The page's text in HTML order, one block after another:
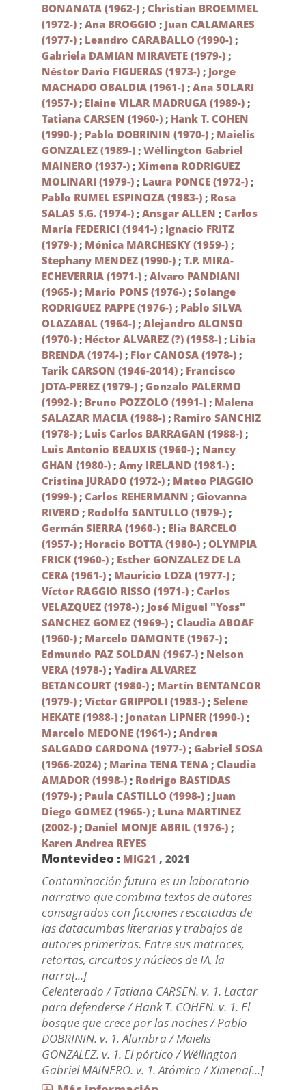
BONANATA (1962-); Christian BROEMMEL
(1972-); Ana BROGGIO ; Juan CALAMARES
(1977-); Leandro CARABALLO (1990-);
Gabriela DAMIAN MIRAVETE (1979-);
Néstor Darío FIGUERAS (1973-); Jorge
MACHADO OBALDIA (1961-); Ana SOLARI
(1957-); Elaine VILAR MADRUGA (1989-);
Tatiana CARSEN (1960-); Hank T. COHEN
(1990-); Pablo DOBRININ (1970-); Maielis
GONZALEZ (1989-); Wéllington Gabriel
MAINERO (1937-); Ximena RODRIGUEZ
MOLINARI (1979-); Laura PONCE (1972-);
Pablo RUMEL ESPINOZA (1983-); Rosa
SALAS S.G. (1974-); Ansgar ALLEN ; Carlos
María FEDERICI (1941-); Ignacio FRITZ
(1979-); Mónica MARCHESKY (1959-);
Stephany MENDEZ (1990-); T.P. MIRA-
ECHEVERRIA (1971-); Alvaro PANDIANI
(1965-); Mario PONS (1976-); Solange
RODRIGUEZ PAPPE (1976-); Pablo SILVA
OLAZABAL (1964-); Alejandro ALONSO
(1970-); Héctor ALVAREZ (?) (1958-); Libia
BRENDA (1974-); Flor CANOSA (1978-);
Tarik CARSON (1946-2014); Francisco
JOTA-PEREZ (1979-); Gonzalo PALERMO
(1992-); Bruno POZZOLO (1991-); Malena
SALAZAR MACIA (1988-); Ramiro SANCHIZ
(1978-); Luis Carlos BARRAGAN (1988-);
Luis Antonio BEAUXIS (1960-); Nancy
GHAN (1980-); Amy IRELAND (1981-);
Cristina JURADO (1972-); Mateo PIAGGIO
(1999-); Carlos REHERMANN ; Giovanna
RIVERO ; Rodolfo SANTULLO (1979-);
Germán SIERRA (1960-); Elia BARCELO
(1957-); Horacio BOTTA (1980-); OLYMPIA
FRICK (1960-); Esther GONZALEZ DE LA
CERA (1961-); Mauricio LOZA (1977-);
Víctor RAGGIO RISSO (1971-); Carlos
VELAZQUEZ (1978-); José Miguel "Yoss"
SANCHEZ GOMEZ (1969-); Claudia ABOAF
(1960-); Marcelo DAMONTE (1967-);
Edmundo PAZ SOLDAN (1967-); Nelson
VERA (1978-); Yadira ALVAREZ
BETANCOURT (1980-); Martín BENTANCOR
(1979-); Víctor GRIPPOLI (1983-); Selene
HEKATE (1988-); Jonatan LIPNER (1990-);
Marcelo MEDONE (1961-); Andrea
SALGADO CARDONA (1977-); Gabriel SOSA
(1966-2024); Marina TENA TENA; Claudia
AMADOR (1998-); Rodrigo BASTIDAS
(1979-); Paula CASTILLO (1998-); Juan
Diego GOMEZ (1965-); Luna MARTINEZ
(2002-); Daniel MONJE ABRIL (1976-);
Karen Andrea REYES
Montevideo : MIG21 , 2021
Contaminación futura es un laboratorio
narrativo que combina textos de autores
consagrados con ficciones rescatadas de
las datacumbas literarias y trabajos de
autores primerizos. Entre sus matraces,
retortas, circuitos y núcleos de IA, la
narra[...]
Celenterado / Tatiana CARSEN. v. 1. Lactar
para defenderse / Hank T. COHEN. v. 1. El
bosque que crece por las noches / Pablo
DOBRININ. v. 1. Alumbra / Maielis
GONZALEZ. v. 1. El pórtico / Wéllington
Gabriel MAINERO. v. 1. Atómico / Ximena[...]